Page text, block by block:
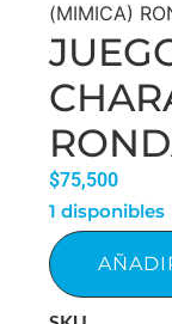
(MIMICA)
$75,500
1 disponibles